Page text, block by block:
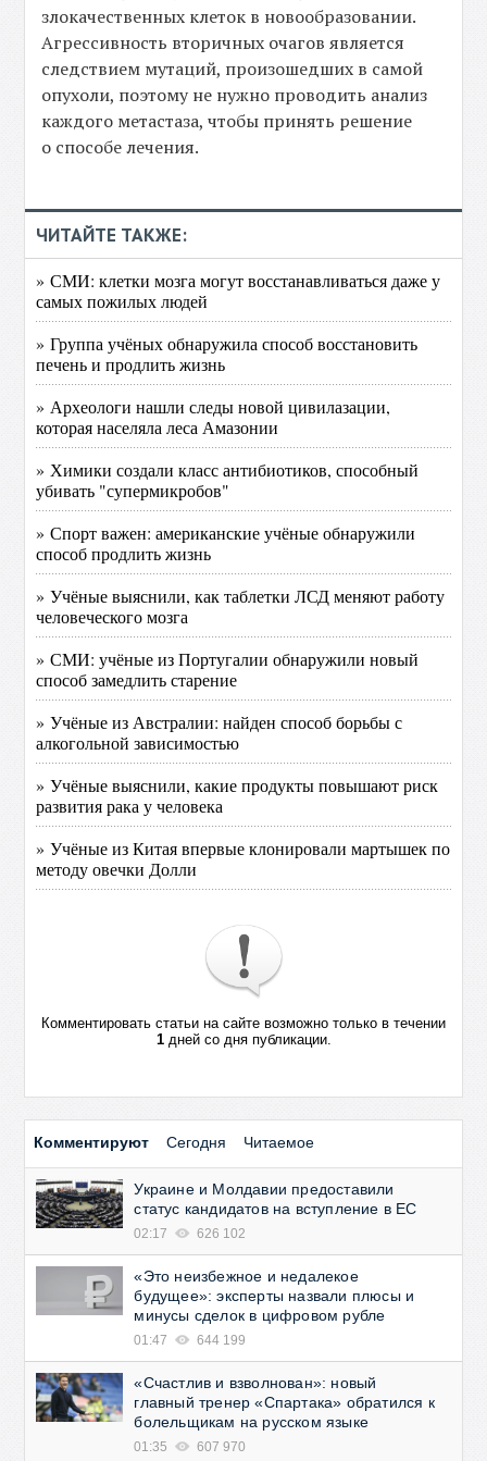
злокачественных клеток в новообразовании.
Агрессивность вторичных очагов является
следствием мутаций, произошедших в самой
опухоли, поэтому не нужно проводить анализ
каждого метастаза, чтобы принять решение
о способе лечения.
ЧИТАЙТЕ ТАКЖЕ:
» СМИ: клетки мозга могут восстанавливаться даже у
самых пожилых людей
» Группа учёных обнаружила способ восстановить
печень и продлить жизнь
» Археологи нашли следы новой цивилазации,
которая населяла леса Амазонии
» Химики создали класс антибиотиков, способный
убивать "супермикробов"
» Спорт важен: американские учёные обнаружили
способ продлить жизнь
» Учёные выяснили, как таблетки ЛСД меняют работу
человеческого мозга
» СМИ: учёные из Португалии обнаружили новый
способ замедлить старение
» Учёные из Австралии: найден способ борьбы с
алкогольной зависимостью
» Учёные выяснили, какие продукты повышают риск
развития рака у человека
» Учёные из Китая впервые клонировали мартышек по
методу овечки Долли‍
Комментировать статьи на сайте возможно только в течении
1дней со дня публикации.
Комментируют Сегодня Читаемое
Украине и Молдавии предоставили
статус кандидатов на вступление в ЕС
02:17 626 102
«Это неизбежное и недалекое
будущее»: эксперты назвали плюсы и
минусы сделок в цифровом рубле
01:47 644 199
«Счастлив и взволнован»: новый
главный тренер «Спартака» обратился к
болельщикам на русском языке
01:35 607 970